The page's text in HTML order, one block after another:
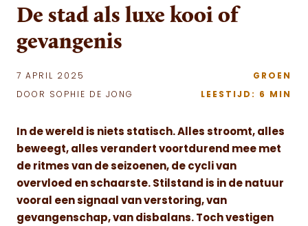
De stad als luxe kooi of
gevangenis
7 APRIL 2025
DOOR SOPHIE DE JONG
GROEN
LEESTIJD: 6 MIN
In de wereld is niets statisch. Alles stroomt, alles
beweegt, alles verandert voortdurend mee met
de ritmes van de seizoenen, de cycli van
overvloed en schaarste. Stilstand is in de natuur
vooral een signaal van verstoring, van
gevangenschap, van disbalans. Toch vestigen